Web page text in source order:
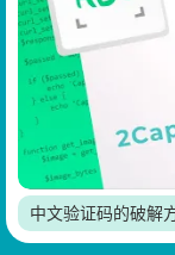
中文验证码的破解